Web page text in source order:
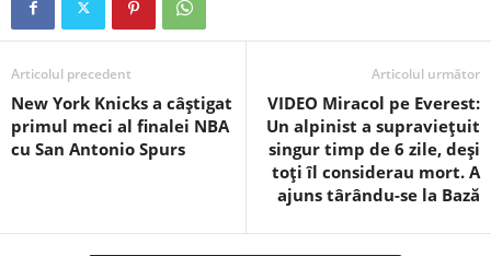
Articolul precedent
New York Knicks a câştigat
primul meci al finalei NBA
cu San Antonio Spurs
Articolul următor
VIDEO Miracol pe Everest:
Un alpinist a supraviețuit
singur timp de 6 zile, deși
toți îl considerau mort. A
ajuns târându-se la Bază